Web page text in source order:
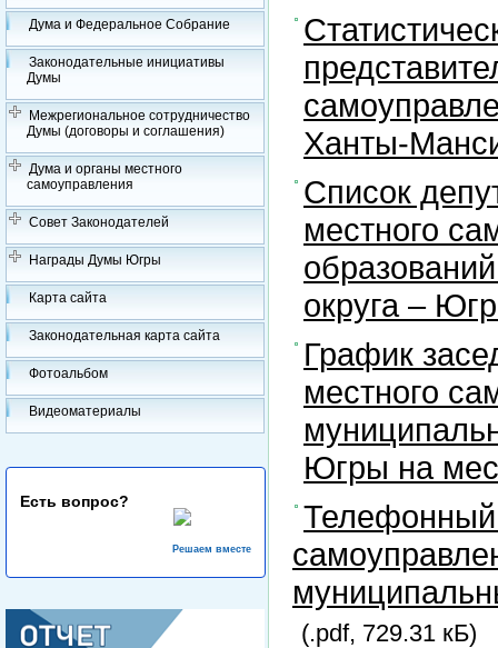
Дума и Федеральное Собрание
Законодательные инициативы
Думы
Межрегиональное сотрудничество
Думы (договоры и соглашения)
Дума и органы местного
самоуправления
Совет Законодателей
Награды Думы Югры
Карта сайта
Законодательная карта сайта
Фотоальбом
Видеоматериалы
Есть вопрос?
Решаем вместе
Ханты-
Список
местного
округа –
График
местного
Югры на
Телефонный
(.pdf, 729.31 кБ)